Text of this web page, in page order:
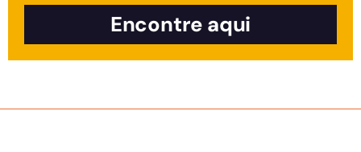
Encontre aqui